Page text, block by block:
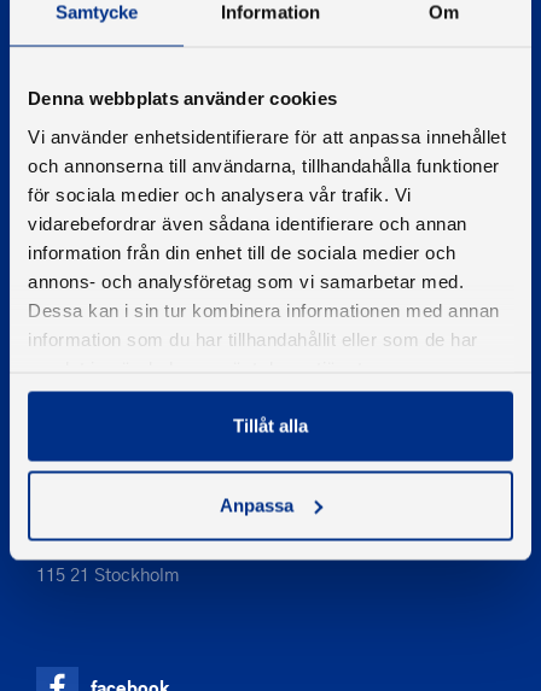
Samtycke Information Om
Denna webbplats använder cookies
Vi använder enhetsidentifierare för att anpassa innehållet
och annonserna till användarna, tillhandahålla funktioner
för sociala medier och analysera vår trafik. Vi
vidarebefordrar även sådana identifierare och annan
information från din enhet till de sociala medier och
annons- och analysföretag som vi samarbetar med.
Dessa kan i sin tur kombinera informationen med annan
information som du har tillhandahållit eller som de har
Tillåt alla
Anpassa
Information om cookies
PIGMENT WEBBYRÅ
Telefon
08-545 859 60
sekontakt
af Pontins väg 6
115 21 Stockholm